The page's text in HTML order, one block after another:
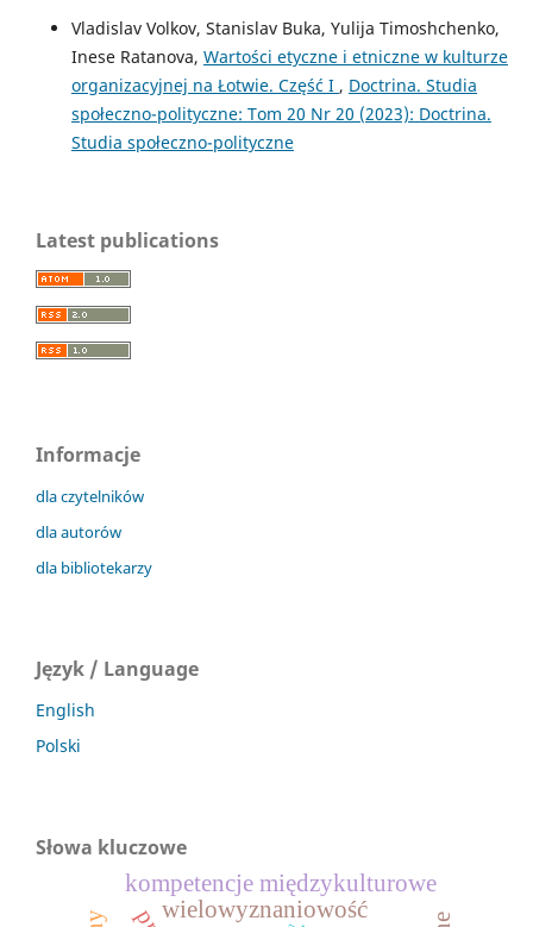
Vladislav Volkov, Stanislav Buka, Yulija Timoshchenko,
Inese Ratanova, Wartości etyczne i etniczne w kulturze
organizacyjnej na Łotwie. Część I , Doctrina. Studia
społeczno-polityczne: Tom 20 Nr 20 (2023): Doctrina.
Studia społeczno-polityczne
Latest publications
Informacje
dla czytelników
dla autorów
dla bibliotekarzy
Język / Language
English
Polski
Słowa kluczowe
wielowyznaniowość
kompetencje międzykulturowe